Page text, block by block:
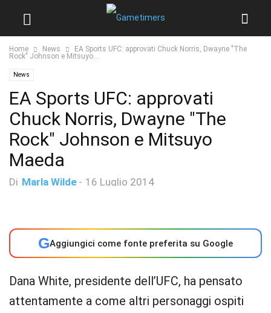
Home News
EA Sports UFC: approvati Chuck Norris, Dwayne "The
Rock" Johnson e Mitsuyo...
News
EA Sports UFC: approvati
Chuck Norris, Dwayne "The
Rock" Johnson e Mitsuyo
Maeda
Di Marla Wilde - 16 Luglio 2014
GAggiungici come fonte preferita su Google
Dana White, presidente dell’UFC, ha pensato
attentamente a come altri personaggi ospiti